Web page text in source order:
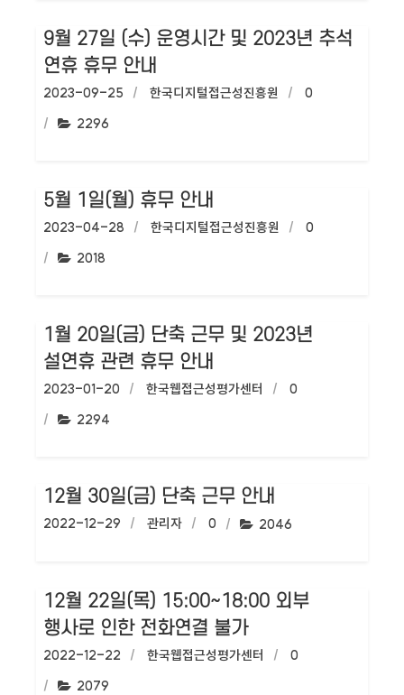
9월 27일 (수) 운영시간 및 2023년 추석
연휴 휴무 안내
작성일:
2023-09-25 작성자:
한국디지털접근성진흥원 댓글수:
0
조회수:
2296
5월 1일(월) 휴무 안내
작성일:
2023-04-28 작성자:
한국디지털접근성진흥원 댓글수:
0
조회수:
2018
1월 20일(금) 단축 근무 및 2023년
설연휴 관련 휴무 안내
작성일:
2023-01-20 작성자:
한국웹접근성평가센터 댓글수:
0
조회수:
2294
12월 30일(금) 단축 근무 안내
작성일:
2022-12-29 작성자:
관리자 댓글수:
0 조회수:
2046
12월 22일(목) 15:00~18:00 외부
행사로 인한 전화연결 불가
작성일:
2022-12-22 작성자:
한국웹접근성평가센터 댓글수:
0
조회수:
2079